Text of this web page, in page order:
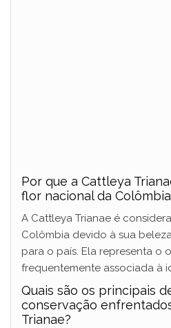
Por que a Cattleya
flor nacional da
A Cattleya Trianae é
Colômbia devido à sua
para o país. Ela representa o
frequentemente associada à
Quais são os principais
conservação
Trianae?